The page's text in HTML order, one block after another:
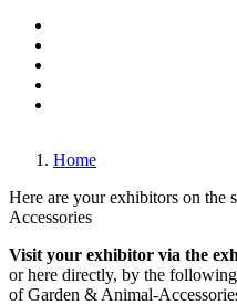
In the air & on the water
Home
Here are your exhibitors on the
Accessories
Visit your exhibitor via the
or here directly, by the
of Garden & Animal-